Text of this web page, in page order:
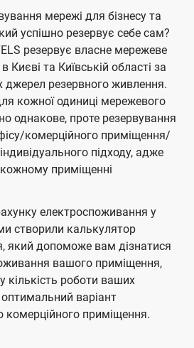
мережі для бізнесу та
успішно резервує себе сам?
резервує власне мережеве
Києві та Київській області за
резервного живлення.
кожної одиниці мережевого
однакове, проте резервування
комерційного приміщення/
підходу, адже
приміщенні
електроспоживання у
створили калькулятор
який допоможе вам дізнатися
вашого приміщення,
кількість роботи ваших
оптимальний варіант
комерційного приміщення.